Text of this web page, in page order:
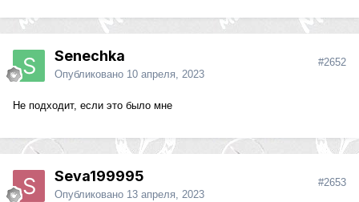
Senechka
Опубликовано 10 апреля, 2023
#2652
Не подходит, если это было мне
Seva199995
Опубликовано 13 апреля, 2023
#2653